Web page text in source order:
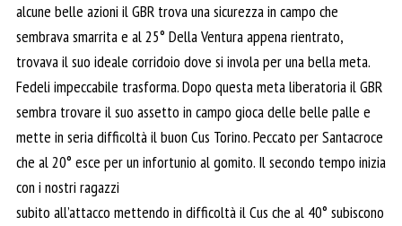
alcune belle azioni il GBR trova una sicurezza in campo che
sembrava smarrita e al 25° Della Ventura appena rientrato,
trovava il suo ideale corridoio dove si invola per una bella meta.
Fedeli impeccabile trasforma. Dopo questa meta liberatoria il GBR
sembra trovare il suo assetto in campo gioca delle belle palle e
mette in seria difficoltà il buon Cus Torino. Peccato per Santacroce
che al 20° esce per un infortunio al gomito. Il secondo tempo inizia
con i nostri ragazzi
subito all’attacco mettendo in difficoltà il Cus che al 40° subiscono